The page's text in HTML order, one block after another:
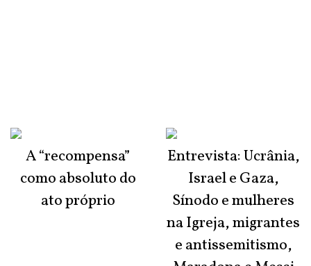
A “recompensa”
como absoluto do
ato próprio
Entrevista: Ucrânia,
Israel e Gaza,
Sínodo e mulheres
na Igreja, migrantes
e antissemitismo,